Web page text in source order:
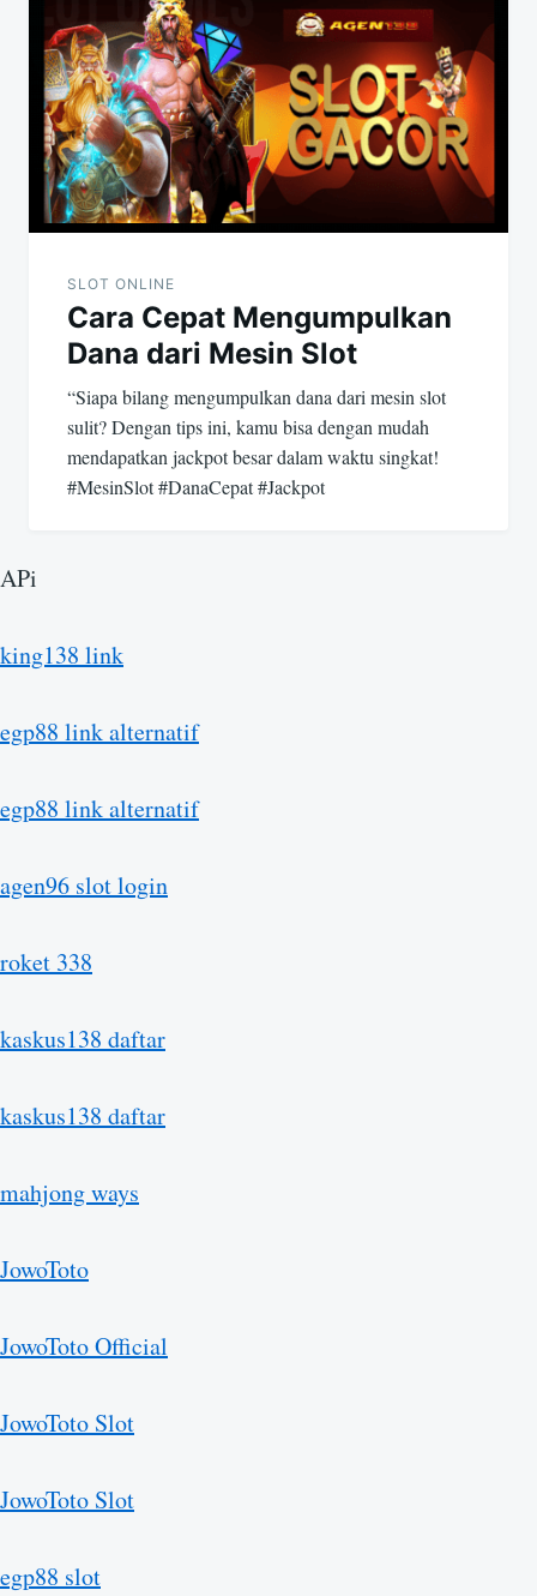
SLOT ONLINE
Cara Cepat Mengumpulkan
Dana dari Mesin Slot
“Siapa bilang mengumpulkan dana dari mesin slot
sulit? Dengan tips ini, kamu bisa dengan mudah
mendapatkan jackpot besar dalam waktu singkat!
#MesinSlot #DanaCepat #Jackpot
APi
king138 link
egp88 link alternatif
egp88 link alternatif
agen96 slot login
roket 338
kaskus138 daftar
kaskus138 daftar
mahjong ways
JowoToto
JowoToto Official
JowoToto Slot
JowoToto Slot
egp88 slot